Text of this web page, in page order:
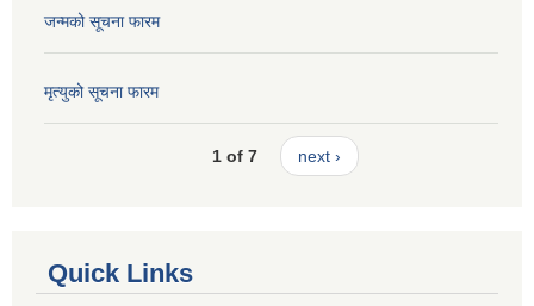
जन्मको सूचना फारम
मृत्युको सूचना फारम
1 of 7 next ›
Quick Links